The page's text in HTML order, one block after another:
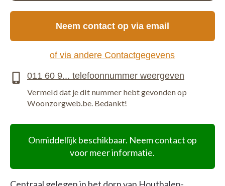
Onmiddellijk beschikbaar. Neem contact op
voor meer informatie.
Neem contact op via email
of via andere Contactgegevens
Vermeld dat je dit nummer hebt gevonden op
Woonzorgweb.be. Bedankt!